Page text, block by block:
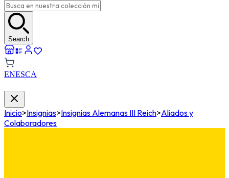
Search
ENESCA
Inicio>Insignias>Insignias Alemanas III Reich>Aliados y
Colaboradores